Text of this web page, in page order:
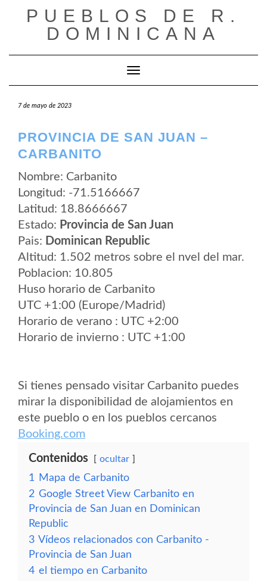
PUEBLOS DE R.
DOMINICANA
Cambiar modo de navegación
7 de mayo de 2023
PROVINCIA DE SAN JUAN –
CARBANITO
Nombre: Carbanito
Longitud: -71.5166667
Latitud: 18.8666667
Estado: Provincia de San Juan
Pais: Dominican Republic
Altitud: 1.502 metros sobre el nvel del mar.
Poblacion: 10.805
Huso horario de Carbanito
UTC +1:00 (Europe/Madrid)
Horario de verano : UTC +2:00
Horario de invierno : UTC +1:00
Si tienes pensado visitar Carbanito puedes
mirar la disponibilidad de alojamientos en
este pueblo o en los pueblos cercanos
Booking.com
Contenidos ocultar
1
Mapa de Carbanito
2 Google Street View Carbanito en
Provincia de San Juan en Dominican
Republic
3 Vídeos relacionados con Carbanito -
Provincia de San Juan
4 el tiempo en Carbanito